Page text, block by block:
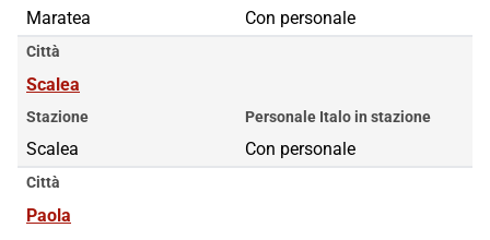
Maratea Con personale
Città
Scalea
Stazione
Scalea
Personale Italo in stazione
Con personale
Città
Paola